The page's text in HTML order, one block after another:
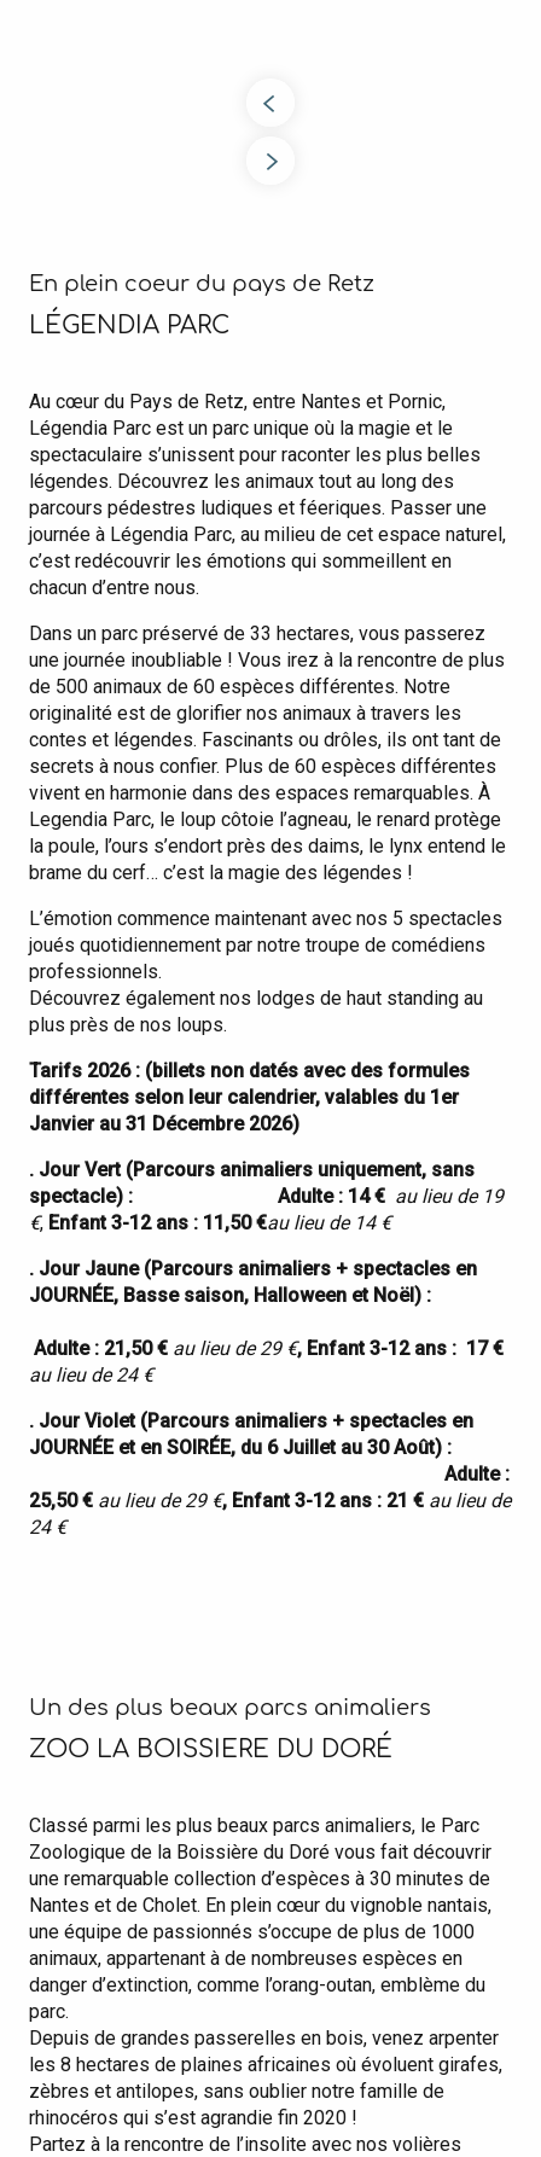
En plein coeur du pays de Retz
LÉGENDIA PARC
Au cœur du Pays de Retz, entre Nantes et Pornic,
Légendia Parc est un parc unique où la magie et le
spectaculaire s’unissent pour raconter les plus belles
légendes. Découvrez les animaux tout au long des
parcours pédestres ludiques et féeriques. Passer une
journée à Légendia Parc, au milieu de cet espace naturel,
c’est redécouvrir les émotions qui sommeillent en
chacun d’entre nous.
Dans un parc préservé de 33 hectares, vous passerez
une journée inoubliable ! Vous irez à la rencontre de plus
de 500 animaux de 60 espèces différentes. Notre
originalité est de glorifier nos animaux à travers les
contes et légendes. Fascinants ou drôles, ils ont tant de
secrets à nous confier. Plus de 60 espèces différentes
vivent en harmonie dans des espaces remarquables. À
Legendia Parc, le loup côtoie l’agneau, le renard protège
la poule, l’ours s’endort près des daims, le lynx entend le
brame du cerf… c’est la magie des légendes !
L’émotion commence maintenant avec nos 5 spectacles
joués quotidiennement par notre troupe de comédiens
professionnels.
Découvrez également nos lodges de haut standing au
plus près de nos loups.
Tarifs 2026 : (billets non datés avec des formules
différentes selon leur calendrier, valables du 1er
Janvier au 31 Décembre 2026)
. Jour Vert (Parcours animaliers uniquement, sans
spectacle) :
Adulte : 14 € au lieu de 19
€, Enfant 3-12 ans : 11,50 €au lieu de 14 €
. Jour Jaune (Parcours animaliers + spectacles en
JOURNÉE, Basse saison, Halloween et Noël) :
Adulte : 21,50 € au lieu de 29 €, Enfant 3-12 ans : 17 €
au lieu de 24 €
. Jour Violet (Parcours animaliers + spectacles en
JOURNÉE et en SOIRÉE, du 6 Juillet au 30 Août) :
Adulte :
25,50 € au lieu de 29 €, Enfant 3-12 ans : 21 € au lieu de
24 €
Un des plus beaux parcs animaliers
ZOO LA BOISSIERE DU DORÉ
Classé parmi les plus beaux parcs animaliers, le Parc
Zoologique de la Boissière du Doré vous fait découvrir
une remarquable collection d’espèces à 30 minutes de
Nantes et de Cholet. En plein cœur du vignoble nantais,
une équipe de passionnés s’occupe de plus de 1000
animaux, appartenant à de nombreuses espèces en
danger d’extinction, comme l’orang-outan, emblème du
parc.
Depuis de grandes passerelles en bois, venez arpenter
les 8 hectares de plaines africaines où évoluent girafes,
zèbres et antilopes, sans oublier notre famille de
rhinocéros qui s’est agrandie fin 2020 !
Partez à la rencontre de l’insolite avec nos volières